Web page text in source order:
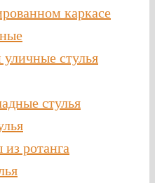
каркасе
стулья
стулья
ротанга